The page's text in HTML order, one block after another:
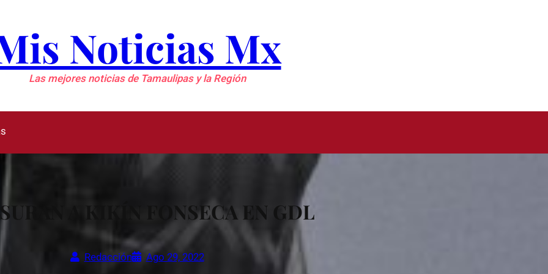
Noticias Mx
Las mejores noticias de Tamaulipas y la Región
A KIKÍN FONSECA EN GDL
Redacción Ago 29, 2022